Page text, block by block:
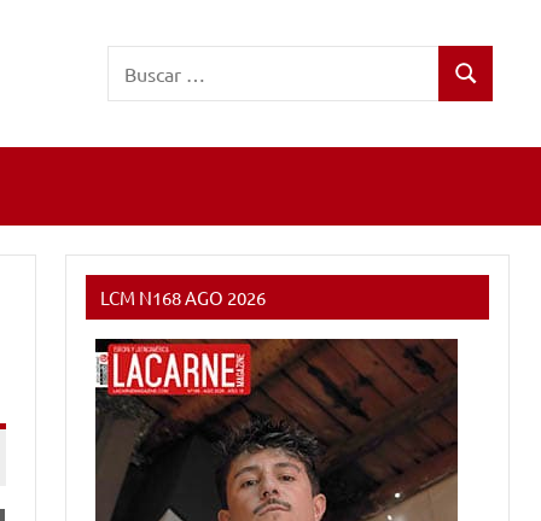
Buscar
LCM N168 AGO 2026